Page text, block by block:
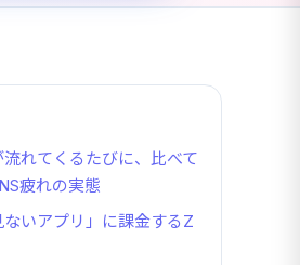
流れてくるたびに、比べて
疲れの実態
ないアプリ」に課金するZ